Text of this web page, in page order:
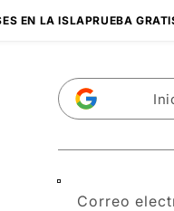
EN LA ISLAPRUEBA
Correo